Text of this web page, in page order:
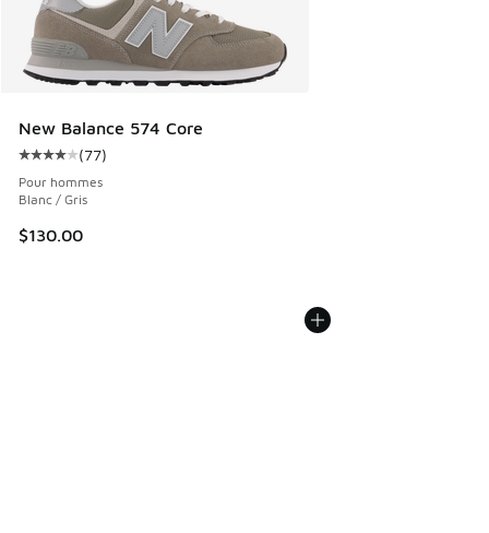
New Balance 574 Core
Cote moyenne du client - [4 sur 5 étoiles], 77
(77)
Pour hommes
Blanc / Gris
$130.00